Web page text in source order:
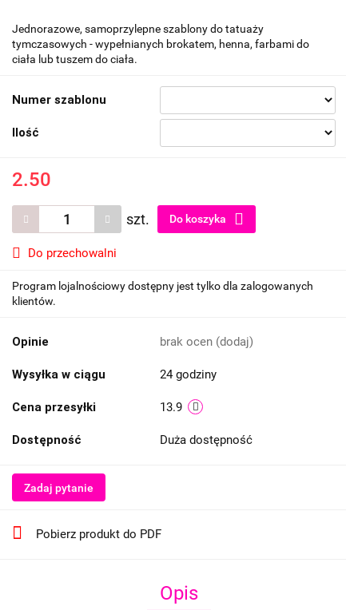
Jednorazowe, samoprzylepne szablony do tatuaży
tymczasowych - wypełnianych brokatem, henna, farbami do
ciała lub tuszem do ciała.
Numer szablonu
Ilość
2.50
szt. Do koszyka
Do przechowalni
Program lojalnościowy dostępny jest tylko dla zalogowanych
klientów.
Opinie brak ocen (dodaj)
Wysyłka w ciągu 24 godziny
Cena przesyłki 13.9
Dostępność Duża dostępność
Zadaj pytanie
Pobierz produkt do PDF
Opis